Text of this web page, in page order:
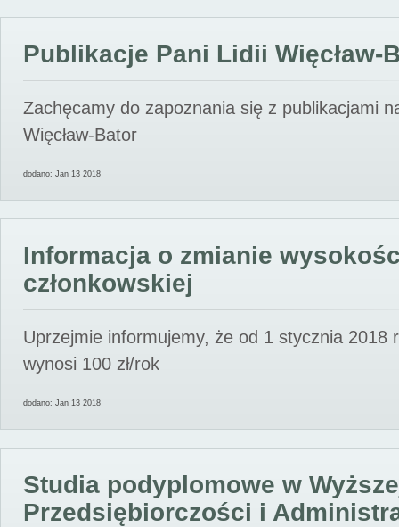
Publikacje Pani Lidii Więcław-
Zachęcamy do zapoznania się z publikacjami
Więcław-Bator
dodano: Jan 13 2018
Informacja o zmianie
członkowskiej
Uprzejmie informujemy, że od 1 stycznia 2018
wynosi 100 zł/rok
dodano: Jan 13 2018
Studia podyplomowe w
Przedsiębiorczości i